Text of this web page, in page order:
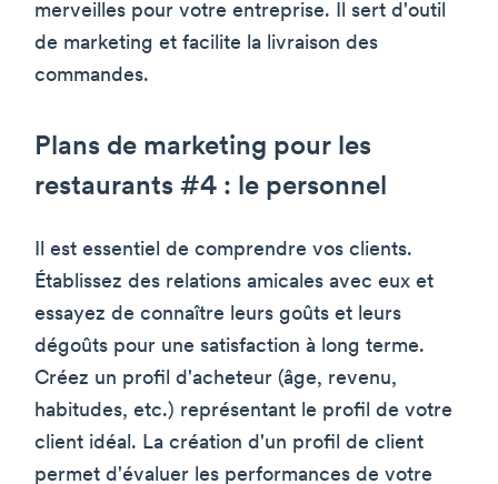
merveilles pour votre entreprise. Il sert d'outil
de marketing et facilite la livraison des
commandes.
Plans de marketing pour les
restaurants #4 : le personnel
Il est essentiel de comprendre vos clients.
Établissez des relations amicales avec eux et
essayez de connaître leurs goûts et leurs
dégoûts pour une satisfaction à long terme.
Créez un profil d'acheteur (âge, revenu,
habitudes, etc.) représentant le profil de votre
client idéal. La création d'un profil de client
permet d'évaluer les performances de votre